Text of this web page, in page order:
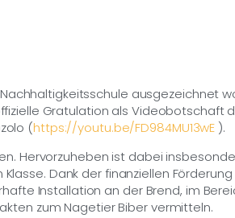
ausgezeichnet
Gratulation als Videobotschaft
(https://youtu.be/FD984MU13wE ).
Hervorzuheben ist dabei
Dank der finanziellen
Installation an der Brend, im
zum Nagetier Biber vermitteln.